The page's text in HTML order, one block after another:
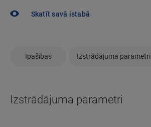
Skatīt savā istabā
Īpašības Izstrādājuma parametri
Izstrādājuma parametri